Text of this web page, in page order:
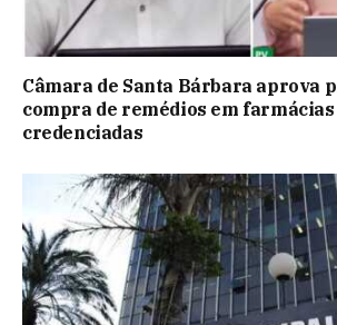
Câmara de Santa Bárbara aprova
compra de remédios em
credenciadas